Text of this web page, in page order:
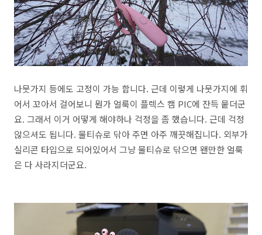
나뭇가지 등에도 고정이 가능 합니다. 근데 이렇게 나뭇가지에 휘
어서 꼬아서 걸어보니 뭔가 얼룩이 플렉스 캠 PIC에 잔득 뭍더군
요. 그래서 이거 어떻게 해야하나 걱정을 좀 했습니다. 근데 걱정
않으셔도 됩니다. 물티슈로 닦아 주면 아주 깨끗해집니다. 외부가
실리콘 타입으로 되어있어서 그냥 물티슈로 닦으면 왠만한 얼룩
은 다 사라지더군요.